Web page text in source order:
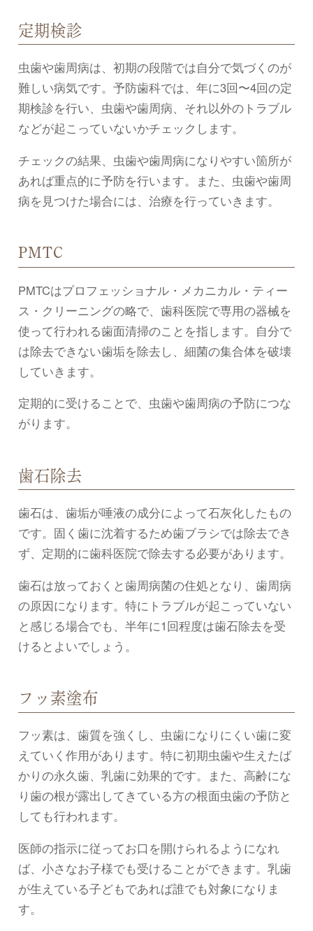
定期検診
虫歯や歯周病は、初期の段階では自分で気づくのが
難しい病気です。予防歯科では、年に3回〜4回の定
期検診を行い、虫歯や歯周病、それ以外のトラブル
などが起こっていないかチェックします。
チェックの結果、虫歯や歯周病になりやすい箇所が
あれば重点的に予防を行います。また、虫歯や歯周
病を見つけた場合には、治療を行っていきます。
PMTC
PMTCはプロフェッショナル・メカニカル・ティー
ス・クリーニングの略で、歯科医院で専用の器械を
使って行われる歯面清掃のことを指します。自分で
は除去できない歯垢を除去し、細菌の集合体を破壊
していきます。
定期的に受けることで、虫歯や歯周病の予防につな
がります。
歯石除去
歯石は、歯垢が唾液の成分によって石灰化したもの
です。固く歯に沈着するため歯ブラシでは除去でき
ず、定期的に歯科医院で除去する必要があります。
歯石は放っておくと歯周病菌の住処となり、歯周病
の原因になります。特にトラブルが起こっていない
と感じる場合でも、半年に1回程度は歯石除去を受
けるとよいでしょう。
フッ素塗布
フッ素は、歯質を強くし、虫歯になりにくい歯に変
えていく作用があります。特に初期虫歯や生えたば
かりの永久歯、乳歯に効果的です。また、高齢にな
り歯の根が露出してきている方の根面虫歯の予防と
しても行われます。
医師の指示に従ってお口を開けられるようになれ
ば、小さなお子様でも受けることができます。乳歯
が生えている子どもであれば誰でも対象になりま
す。